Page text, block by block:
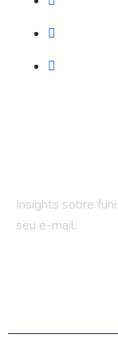
Insights sobre
seu e-mail.